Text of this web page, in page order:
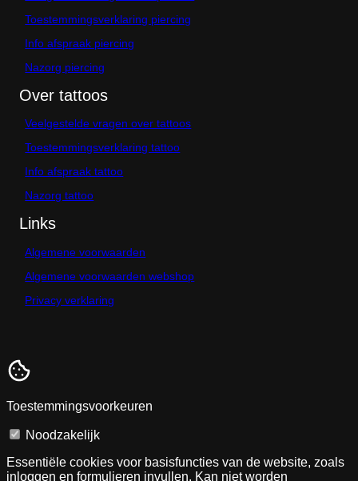
Toestemmingsverklaring piercing
Info afspraak piercing
Nazorg piercing
Over tattoos
Veelgestelde vragen over tattoos
Toestemmingsverklaring tattoo
Info afspraak tattoo
Nazorg tattoo
Links
Algemene voorwaarden
Algemene voorwaarden webshop
Privacy verklaring
Toestemmingsvoorkeuren
Noodzakelijk
Essentiële cookies voor basisfuncties van de website, zoals
inloggen en formulieren invullen. Kan niet worden